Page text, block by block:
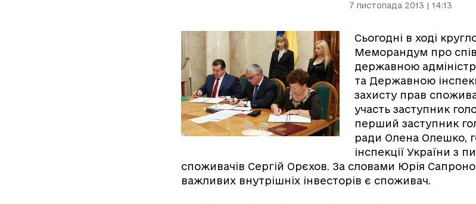
7 листопада 2013 | 14:13
Сьогодні в ході
Меморандум про
державною
та Державною
захисту прав
участь заступник
перший заступник
ради Олена Олешко,
інспекції України з
споживачів Сергій Орєхов. За словами Юрія
важливих внутрішніх інвесторів є споживач.